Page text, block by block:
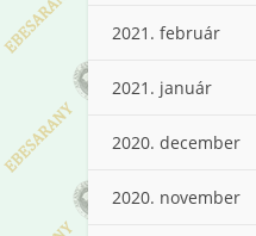
2021. február
2021. január
2020. december
2020. november